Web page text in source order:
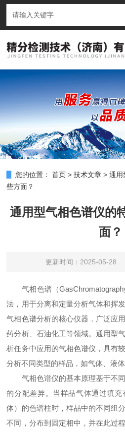
您的位置： 首页 >技术文章 >通用
些方面？
通用型气相色谱仪的
面？
更新时间：2025-05-28
气相色谱（
法，用于分离和定量分析气体和挥
气相色谱分析的核心仪器，广泛应
药分析、石油化工等领域。通用型
析任务中应用的气相色谱仪，具有
分析不同类型的样品，如气体、液
气相色谱仪的基本原理基于不同
的分配差异。当样品气体通过填
体）的色谱柱时，样品中的不同组
不同，分布到固定相中，并在此过